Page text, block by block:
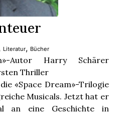
Literatur, Bücher
Autor Harry Schärer
Thriller
«Space Dream»-Trilogie
Musicals. Jetzt hat er
an eine Geschichte in